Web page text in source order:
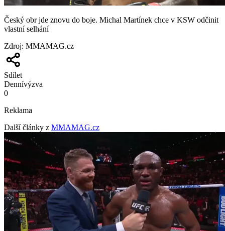
Český obr jde znovu do boje. Michal Martínek chce v KSW odčinit
vlastní selhání
Zdroj: MMAMAG.cz
Sdílet
Dennívýzva
0
Reklama
Další články z MMAMAG.cz